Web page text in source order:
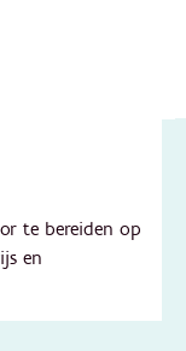
te bereiden op
en